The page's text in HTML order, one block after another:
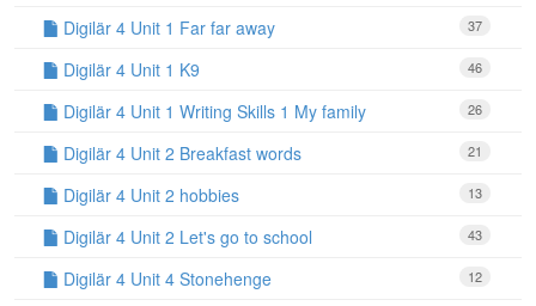
37
Digilär 4 Unit 1 Far far away
46
Digilär 4 Unit 1 K9
26
Digilär 4 Unit 1 Writing Skills 1 My family
21
Digilär 4 Unit 2 Breakfast words
13
Digilär 4 Unit 2 hobbies
43
Digilär 4 Unit 2 Let's go to school
12
Digilär 4 Unit 4 Stonehenge